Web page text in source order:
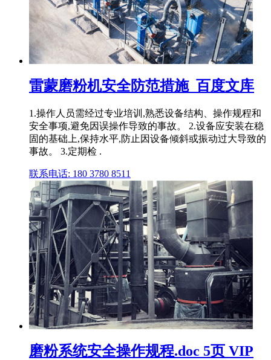
雷蒙磨粉机安全防范措施_百度文库
1.操作人员需经过专业培训,熟悉设备结构、操作规程和
安全事项,避免因误操作导致的事故。 2.设备应安装在稳
固的基础上,保持水平,防止因设备倾斜或振动过大导致的
事故。 3.定期检 .
联系电话: 180 3780 8511
磨粉系统安全操作规程.doc 5页 VIP